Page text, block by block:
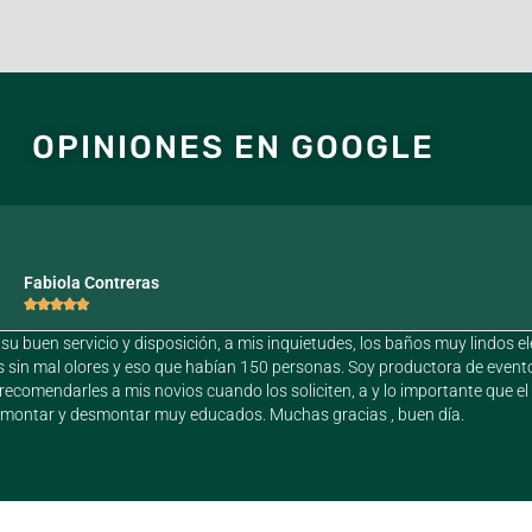
OPINIONES EN GOOGLE
Fabiola Contreras

buen servicio y disposición, a mis inquietudes, los baños muy lindos
sin mal olores y eso que habían 150 personas. Soy productora de
a mis novios cuando los soliciten, a y lo importante que
y desmontar muy educados. Muchas gracias , buen día.